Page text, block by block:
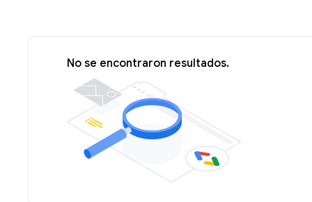
No se encontraron resultados.